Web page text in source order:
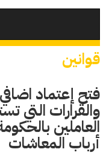
قوانين
فتح إعتماد
والقرارات التي
العاملين
أرباب المعاشات